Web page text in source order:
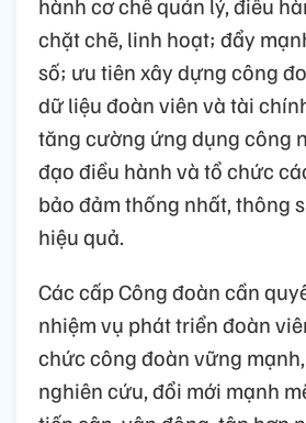
chặt chẽ, linh hoạt; đẩy
số; ưu tiên xây dựng công
dữ liệu đoàn viên và tài
tăng cường ứng dụng công
đạo điều hành và tổ chức
bảo đảm thống nhất, thông
hiệu quả.
Các cấp Công đoàn cần
nhiệm vụ phát triển đoàn
chức công đoàn vững
nghiên cứu, đổi mới mạnh